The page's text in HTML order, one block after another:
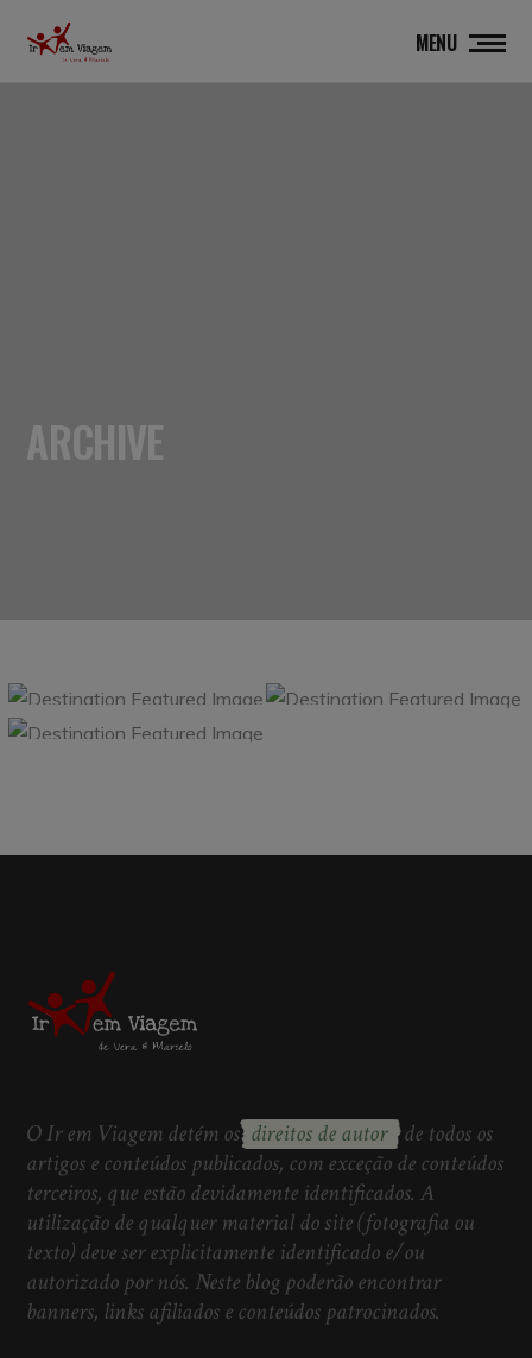
MENU
ARCHIVE
BUDAPEST
O Ir em Viagem detém os direitos de autor de todos os
artigos e conteúdos publicados, com exceção de conteúdos
terceiros, que estão devidamente identificados. A
utilização de qualquer material do site (fotografia ou
texto) deve ser explicitamente identificado e/ou
autorizado por nós. Neste blog poderão encontrar
banners, links afiliados e conteúdos patrocinados.